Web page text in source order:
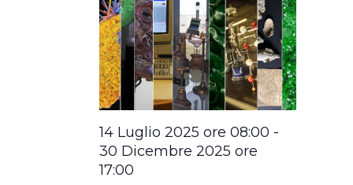
14 Luglio 2025 ore 08:00 -
30 Dicembre 2025 ore
17:00